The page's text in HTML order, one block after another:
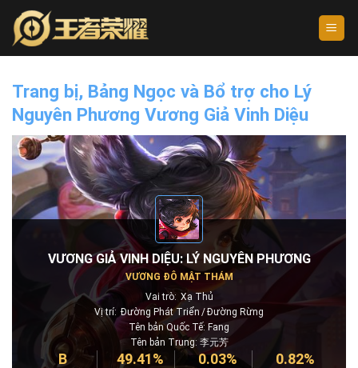
Skip
content
Trang bị, Bảng Ngọc và Bổ trợ cho Lý
Nguyên Phương Vương Giả Vinh Diệu
VƯƠNG GIẢ VINH DIỆU: LÝ NGUYÊN PHƯƠNG
VƯƠNG ĐÔ MẬT THÁM
Vai trò: Xạ Thủ
Vị trí: Đường Phát Triển
Đường Rừng
Tên bản Quốc Tế: Fang
Tên bản Trung: 李元芳
B 49.41% 0.03% 0.82%